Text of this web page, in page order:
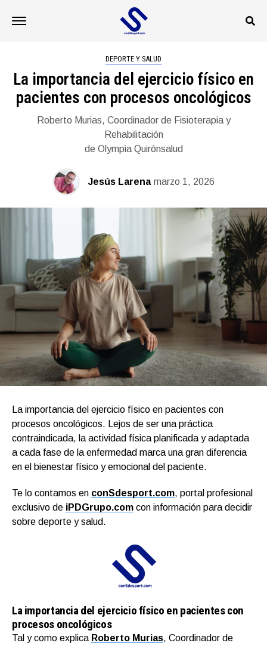
DEPORTE Y SALUD
La importancia del ejercicio físico en
pacientes con procesos oncológicos
Roberto Murias, Coordinador de Fisioterapia y
Rehabilitación
de Olympia Quirónsalud
Jesús Larena marzo 1, 2026
La importancia del ejercicio físico en pacientes con
procesos oncológicos. Lejos de ser una práctica
contraindicada, la actividad física planificada y adaptada
a cada fase de la enfermedad marca una gran diferencia
en el bienestar físico y emocional del paciente.
Te lo contamos en conSdesport.com, portal profesional
exclusivo de iPDGrupo.com con información para decidir
sobre deporte y salud.
La importancia del ejercicio físico en pacientes con
procesos oncológicos
Tal y como explica Roberto Murias, Coordinador de